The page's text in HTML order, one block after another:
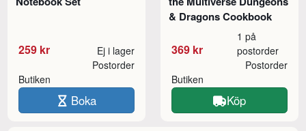
259 kr Ej i lager
Butiken
Postorder
Boka
& Dragons Cookbook
369 kr
1 på
postorder
Butiken
Postorder
Köp